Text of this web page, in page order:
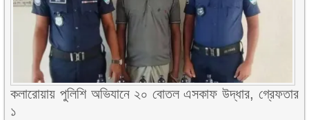
কলারোয়ায় পুলিশি অভিযানে ২০ বোতল এসকাফ উদ্ধার, গ্রেফতার
১